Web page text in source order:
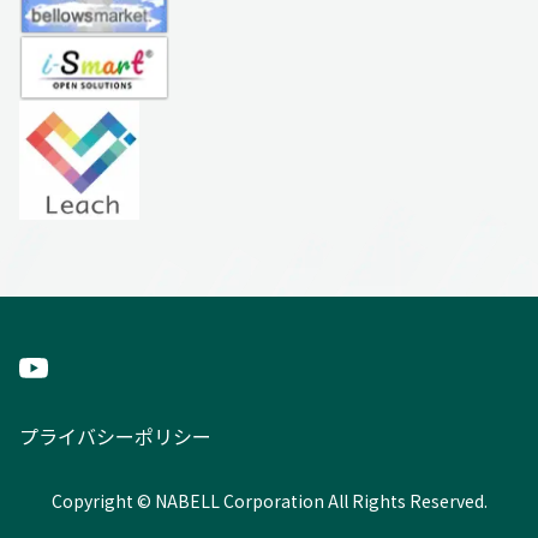
プライバシーポリシー
Copyright © NABELL Corporation All Rights Reserved.